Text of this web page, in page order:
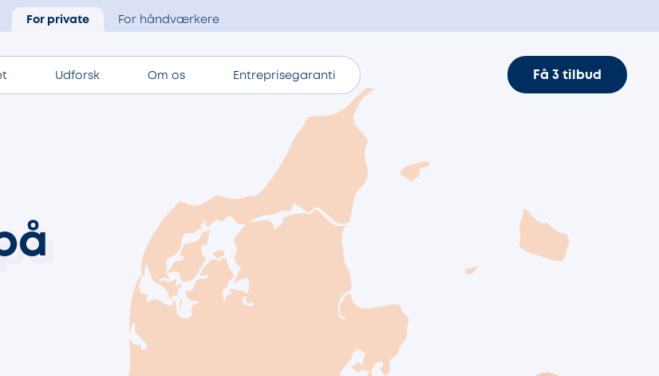
For private For håndværkere
Udforsk Om os Entreprisegaranti Få 3 tilbud